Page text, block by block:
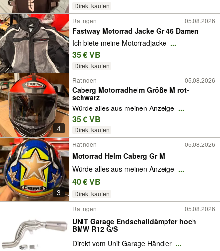
Direkt kaufen
Ratingen
05.08.2026
Fastway Motorrad Jacke Gr 46 Damen
Ich biete meine Motorradjacke ...
35 € VB
Direkt kaufen
4
Ratingen 05.08.2026
Caberg Motorradhelm Größe M rot-
schwarz
Würde alles aus meinen Anzeige ...
35 € VB
Direkt kaufen
3
Ratingen 05.08.2026
Motorrad Helm Caberg Gr M
Würde alles aus meinen Anzeige ...
40 € VB
Direkt kaufen
Ratingen 05.08.2026
UNIT Garage Endschalldämpfer hoch
BMW R12 G/S
Direkt vom Unit Garage Händler ...